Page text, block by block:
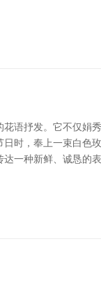
语抒发。它不仅
时，奉上一束白
一种新鲜、诚恳的